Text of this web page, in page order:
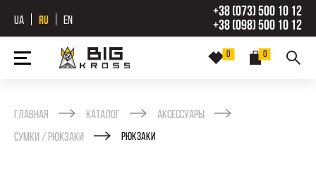
UA RU EN
+38 (073) 500 10 12
+38 (098) 500 10 12
0
0
Главная Каталог
Аксессуары
Сумки / рюкзаки
Рюкзаки